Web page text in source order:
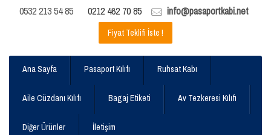
0532 213 54 85 0212 462 70 85 info@pasaportkabi.net
Fiyat Teklifi İste !
Ana Sayfa Pasaport Kılıfı Ruhsat Kabı
Aile Cüzdanı Kılıfı Bagaj Etiketi Av Tezkeresi Kılıfı
Diğer Ürünler İletişim